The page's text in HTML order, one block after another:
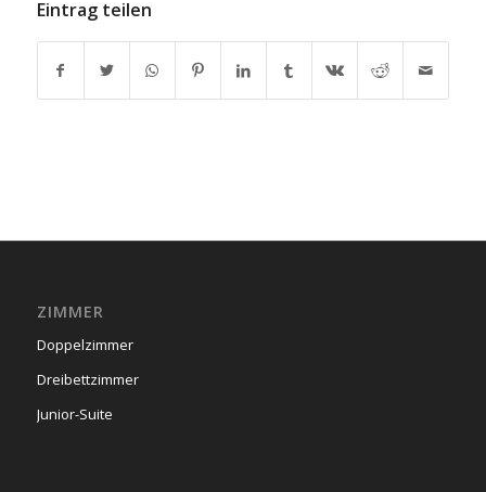
Eintrag teilen
ZIMMER
Doppelzimmer
Dreibettzimmer
Junior-Suite